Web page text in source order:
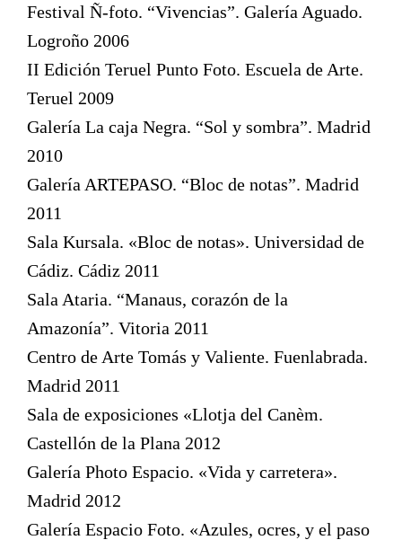
Festival Ñ-foto. “Vivencias”. Galería Aguado.
Logroño 2006
II Edición Teruel Punto Foto. Escuela de Arte.
Teruel 2009
Galería La caja Negra. “Sol y sombra”. Madrid
2010
Galería ARTEPASO. “Bloc de notas”. Madrid
2011
Sala Kursala. «Bloc de notas». Universidad de
Cádiz. Cádiz 2011
Sala Ataria. “Manaus, corazón de la
Amazonía”. Vitoria 2011
Centro de Arte Tomás y Valiente. Fuenlabrada.
Madrid 2011
Sala de exposiciones «Llotja del Canèm.
Castellón de la Plana 2012
Galería Photo Espacio. «Vida y carretera».
Madrid 2012
Galería Espacio Foto. «Azules, ocres, y el paso